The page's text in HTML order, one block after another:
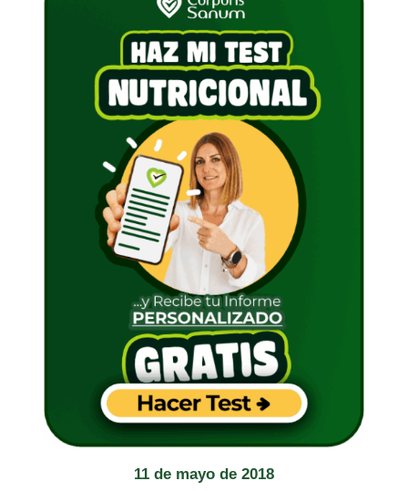
11 de mayo de 2018